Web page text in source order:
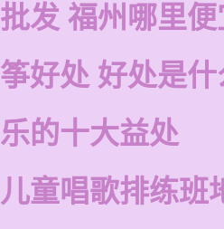
发 福州哪里
好处 好处是什
的十大益处
童唱歌排练班